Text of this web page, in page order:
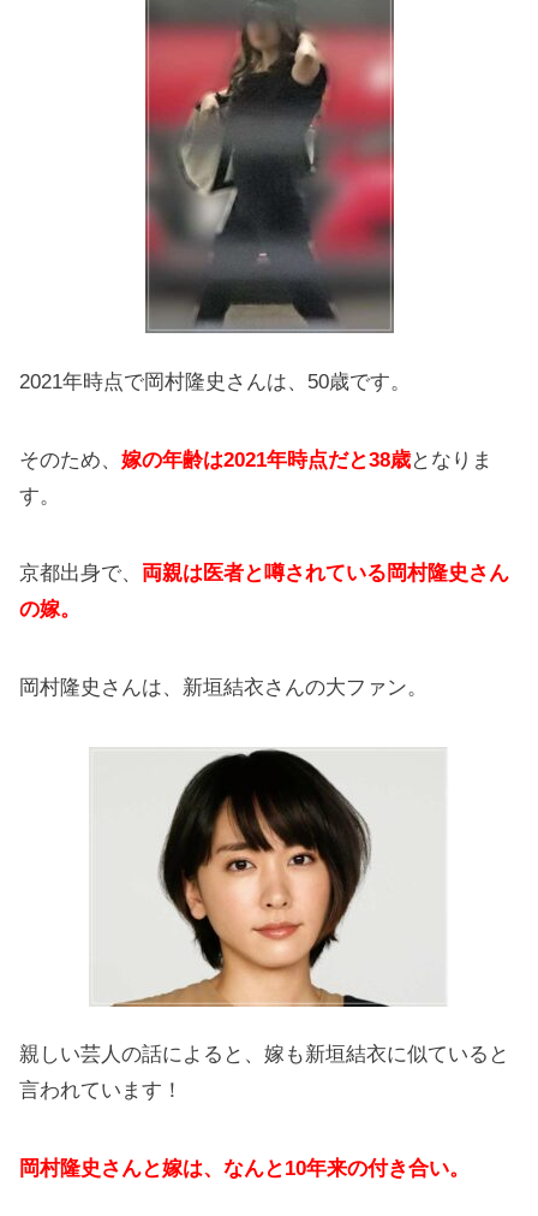
2021年時点で岡村隆史さんは、50歳です。
そのため、嫁の年齢は2021年時点だと38歳となりま
す。
京都出身で、 両親は医者と噂されている岡村隆史さん
の嫁。
岡村隆史さんは、新垣結衣さんの大ファン。
親しい芸人の話によると、嫁も新垣結衣に似ていると
言われています！
岡村隆史さんと嫁は、なんと10年来の付き合い。